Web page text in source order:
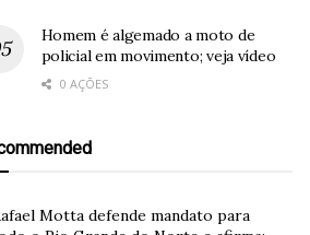
Homem é algemado a moto de
policial em movimento; veja vídeo
0 AÇÕES
Motta defende mandato para